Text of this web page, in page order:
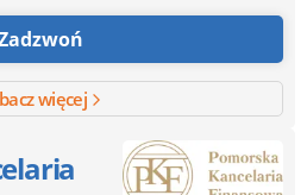
zaopiekowania od początku do
!
więcej